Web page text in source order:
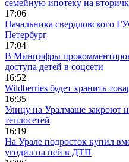
семейную ипотеку на
17:06
Начальника свердловского
Петербург
17:04
В Минцифры
доступа детей в соцсети
16:52
Wildberries будет хранить
16:35
Улицу на Уралмаше закроют
теплосетей
16:19
На Урале подросток купил
угодил на ней в ДТП